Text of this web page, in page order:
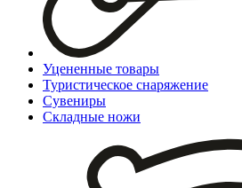
Уцененные товары
Туристическое снаряжение
Сувениры
Складные ножи